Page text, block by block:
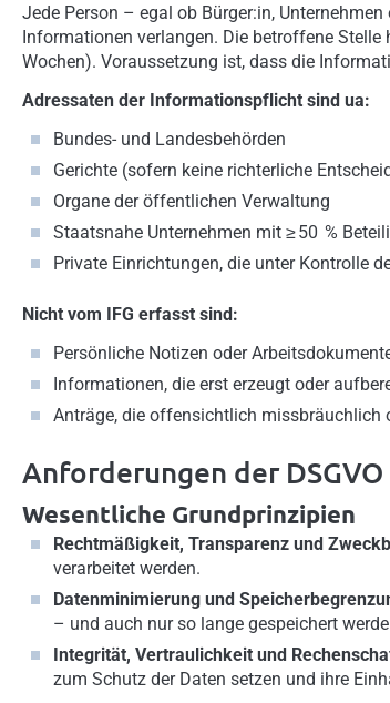
Jede Person – egal ob Bürger:in,
Informationen verlangen. Die betroffene
Wochen). Voraussetzung ist, dass die
Adressaten der Informationspflicht sind ua:
Bundes- und Landesbehörden
Gerichte (sofern keine richterliche
Organe der öffentlichen Verwaltung
Staatsnahe Unternehmen mit ≥ 50 %
Private Einrichtungen, die unter Kontrolle
Nicht vom IFG erfasst sind:
Persönliche Notizen oder
Informationen, die erst erzeugt oder
Anträge, die offensichtlich missbräuchlich
Anforderungen der DSGVO
Wesentliche Grundprinzipien
Rechtmäßigkeit, Transparenz und
verarbeitet werden.
Datenminimierung und
– und auch nur so lange gespeichert
Integrität, Vertraulichkeit und
zum Schutz der Daten setzen und ihre